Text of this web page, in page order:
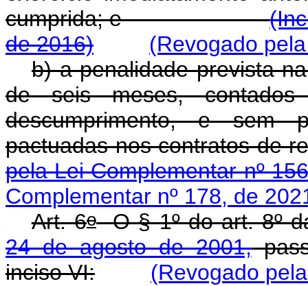
cumprida; e
de 2016)
(Revogado
b) a penalidade prevista
de seis meses,
descumprimento, e sem
pactuadas nos
pela Lei Complementar nº
Complementar nº 178, de
Art. 6o O § 1ºdo art. 8º
24 de agosto de 2001,
inciso VI:
(Revogado